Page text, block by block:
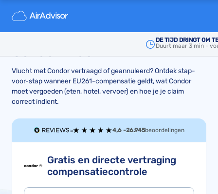
DE TIJD DRINGT OM
Duurt maar 3 min -
Wat zijn je rechten bij een
vertraagde of geannuleerde
Vlucht met Condor vertraagd of geannuleerd? Ontdek stap-
voor-stap wanneer EU261-compensatie geldt, wat Condor
moet vergoeden (eten, hotel, vervoer) en hoe je je claim
correct indient.
4,6 -26.945beoordelingen
Gratis en directe vertraging
compensatiecontrole